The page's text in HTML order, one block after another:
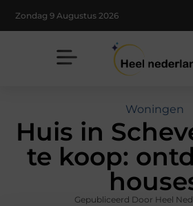
Zondag 9 Augustus 2026
Woningen
Huis in
te koop:
Gepubliceerd Door Heel